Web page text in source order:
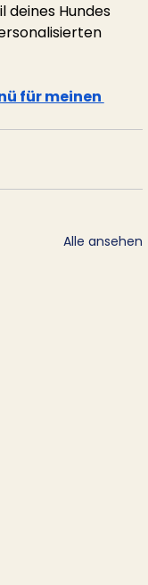
deines Hundes
für meinen
Alle ansehen